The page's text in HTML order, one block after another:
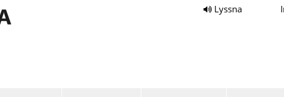
Lyssna